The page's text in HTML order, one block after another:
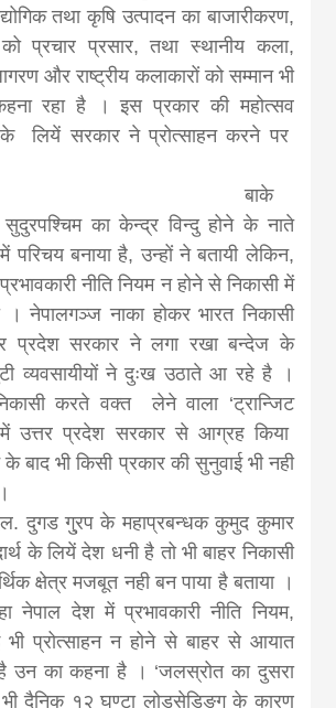
तथा कृषि उत्पादन का बाजारीकरण,
को प्रचार प्रसार, तथा स्थानीय कला,
और राष्ट्रीय कलाकारों को सम्मान भी
रहा है । इस प्रकार की महोत्सव
लियें सरकार ने प्रोत्साहन करने पर
बाके
का केन्द्र विन्दु होने के नाते
बनाया है, उन्हों ने बतायी लेकिन,
नीति नियम न होने से निकासी में
। नेपालगञ्ज नाका होकर भारत निकासी
प्रदेश सरकार ने लगा रखा बन्देज के
व्यवसायीयों ने दुःख उठाते आ रहे है ।
करते वक्त लेने वाला ‘ट्रान्जिट
में उत्तर प्रदेश सरकार से आग्रह किया
बाद भी किसी प्रकार की सुनुवाई भी नही
दुगड गु्रप के महाप्रबन्धक कुमुद कुमार
के लियें देश धनी है तो भी बाहर निकासी
क्षेत्र मजबूत नही बन पाया है बताया ।
नेपाल देश में प्रभावकारी नीति नियम,
भी प्रोत्साहन न होने से बाहर से आयात
उन का कहना है । ‘जलस्रोत का दुसरा
दैनिक १२ घण्टा लोडसेडिङ्ग के कारण